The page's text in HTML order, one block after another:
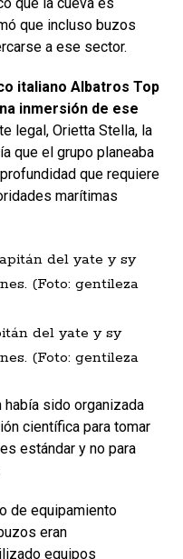
que incluso buzos
a ese sector.
italiano Albatros Top
inmersión de ese
legal, Orietta Stella, la
que el grupo planeaba
que requiere
marítimas
del yate y sy
(Foto: gentileza
había sido organizada
científica para tomar
estándar y no para
de equipamiento
eran
equipos